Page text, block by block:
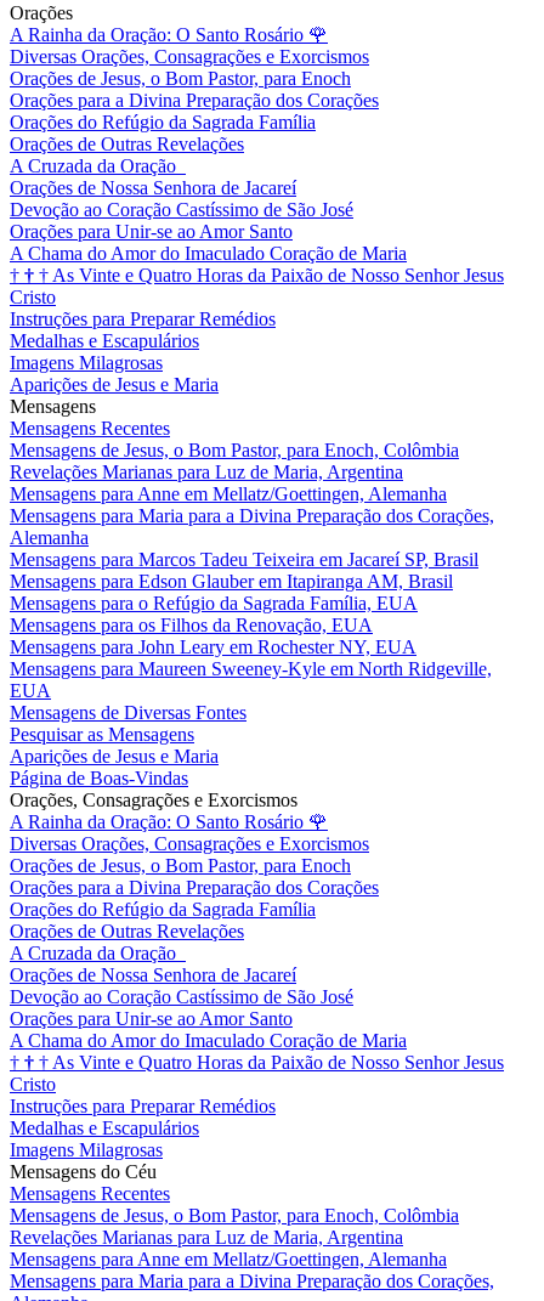
Orações
A Rainha da Oração: O Santo Rosário 🌹
Diversas Orações, Consagrações e Exorcismos
Orações de Jesus, o Bom Pastor, para Enoch
Orações para a Divina Preparação dos Corações
Orações do Refúgio da Sagrada Família
Orações de Outras Revelações
A Cruzada da Oração
Orações de Nossa Senhora de Jacareí
Devoção ao Coração Castíssimo de São José
Orações para Unir-se ao Amor Santo
A Chama do Amor do Imaculado Coração de Maria
† † † As Vinte e Quatro Horas da Paixão de Nosso Senhor Jesus
Cristo
Instruções para Preparar Remédios
Medalhas e Escapulários
Imagens Milagrosas
Aparições de Jesus e Maria
Mensagens
Mensagens Recentes
Mensagens de Jesus, o Bom Pastor, para Enoch, Colômbia
Revelações Marianas para Luz de Maria, Argentina
Mensagens para Anne em Mellatz/Goettingen, Alemanha
Mensagens para Maria para a Divina Preparação dos Corações,
Alemanha
Mensagens para Marcos Tadeu Teixeira em Jacareí SP, Brasil
Mensagens para Edson Glauber em Itapiranga AM, Brasil
Mensagens para o Refúgio da Sagrada Família, EUA
Mensagens para os Filhos da Renovação, EUA
Mensagens para John Leary em Rochester NY, EUA
Mensagens para Maureen Sweeney-Kyle em North Ridgeville,
EUA
Mensagens de Diversas Fontes
Pesquisar as Mensagens
Aparições de Jesus e Maria
Página de Boas-Vindas
Orações, Consagrações e Exorcismos
A Rainha da Oração: O Santo Rosário 🌹
Diversas Orações, Consagrações e Exorcismos
Orações de Jesus, o Bom Pastor, para Enoch
Orações para a Divina Preparação dos Corações
Orações do Refúgio da Sagrada Família
Orações de Outras Revelações
A Cruzada da Oração
Orações de Nossa Senhora de Jacareí
Devoção ao Coração Castíssimo de São José
Orações para Unir-se ao Amor Santo
A Chama do Amor do Imaculado Coração de Maria
† † † As Vinte e Quatro Horas da Paixão de Nosso Senhor Jesus
Cristo
Instruções para Preparar Remédios
Medalhas e Escapulários
Imagens Milagrosas
Mensagens do Céu
Mensagens Recentes
Mensagens de Jesus, o Bom Pastor, para Enoch, Colômbia
Revelações Marianas para Luz de Maria, Argentina
Mensagens para Anne em Mellatz/Goettingen, Alemanha
Mensagens para Maria para a Divina Preparação dos Corações,